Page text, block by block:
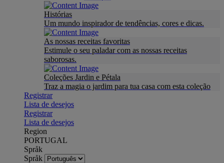
Histórias
Um mundo inspirador de tendências, cores e dicas.
As nossas receitas favoritas
Estimule o seu paladar com as nossas receitas
saborosas.
Coleções Jardin e Pétala
Traz a magia o jardim para tua casa com esta coleção
Registrar
Lista de desejos
Registrar
Lista de desejos
Region
PORTUGAL
Språk
Språk